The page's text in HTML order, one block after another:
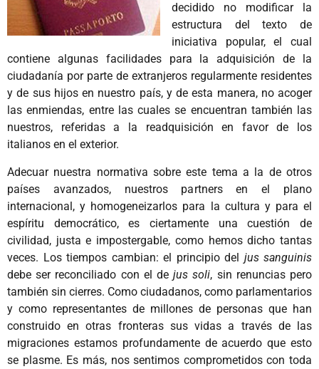
decidido no modificar la
estructura del texto de
iniciativa popular, el cual
contiene algunas facilidades para la adquisición de la
ciudadanía por parte de extranjeros regularmente residentes
y de sus hijos en nuestro país, y de esta manera, no acoger
las enmiendas, entre las cuales se encuentran también las
nuestros, referidas a la readquisición en favor de los
italianos en el exterior.
Adecuar nuestra normativa sobre este tema a la de otros
países avanzados, nuestros partners en el plano
internacional, y homogeneizarlos para la cultura y para el
espíritu democrático, es ciertamente una cuestión de
civilidad, justa e impostergable, como hemos dicho tantas
veces. Los tiempos cambian: el principio del jus sanguinis
debe ser reconciliado con el dejus soli, sin renuncias pero
también sin cierres. Como ciudadanos, como parlamentarios
y como representantes de millones de personas que han
construido en otras fronteras sus vidas a través de las
migraciones estamos profundamente de acuerdo que esto
se plasme. Es más, nos sentimos comprometidos con toda